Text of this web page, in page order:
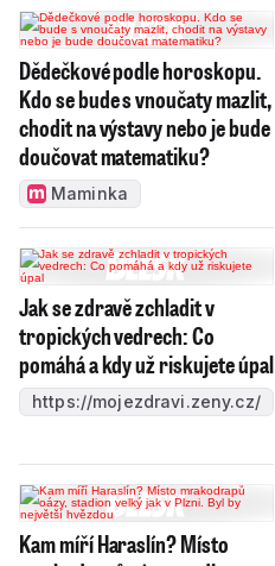
Dědečkové podle horoskopu.
Kdo se bude s vnoučaty mazlit,
chodit na výstavy nebo je bude
doučovat matematiku?
Maminka
Jak se zdravě zchladit v
tropických vedrech: Co
pomáhá a kdy už riskujete úpal
https://mojezdravi.zeny.cz/
Kam míří Haraslín? Místo